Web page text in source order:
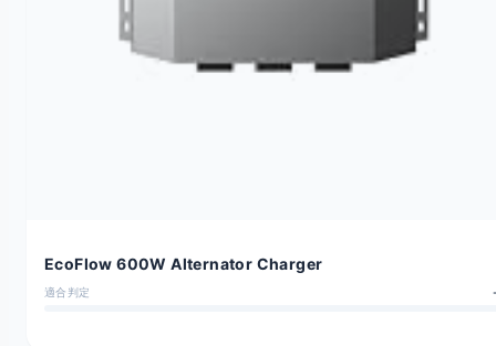
EcoFlow 600W Alternator Charger
適合判定